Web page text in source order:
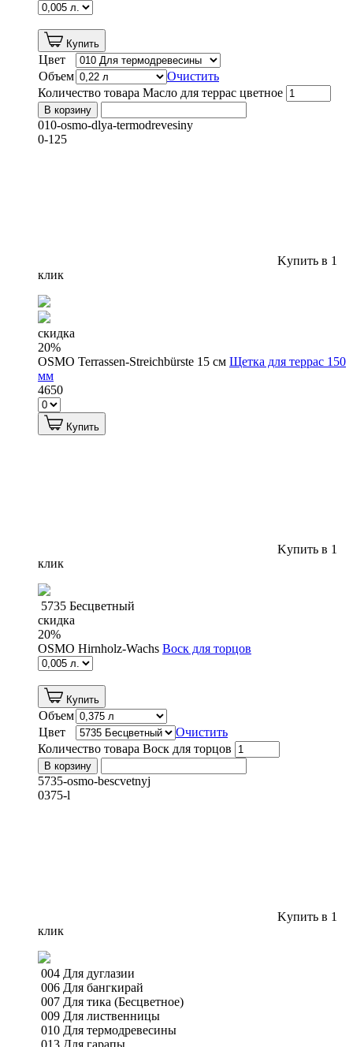
Купить
Цвет
Объем
Очистить
Количество товара Масло для террас цветное
В корзину
010-osmo-dlya-termodrevesiny
0-125
Kупить в 1
клик
скидка
20%
OSMO Terrassen-Streichbürste 15 см Щетка для террас 150
мм
4650
Купить
Kупить в 1
клик
5735 Бесцветный
скидка
20%
OSMO Hirnholz-Wachs Воск для торцов
Купить
Объем
Цвет
Очистить
Количество товара Воск для торцов
В корзину
5735-osmo-bescvetnyj
0375-l
Kупить в 1
клик
004 Для дуглазии
006 Для бангкирай
007 Для тика (Бесцветное)
009 Для лиственницы
010 Для термодревесины
013 Для гарапы